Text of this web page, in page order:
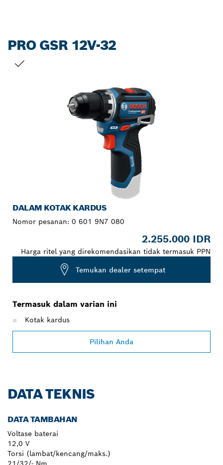
PRO GSR 12V-32
DALAM KOTAK KARDUS
Nomor pesanan: 0 601 9N7 080
2.255.000 IDR
Harga ritel yang direkomendasikan tidak termasuk PPN
Temukan dealer setempat
Termasuk dalam varian ini
Kotak kardus
Pilihan Anda
DATA TEKNIS
DATA TAMBAHAN
Voltase baterai
12,0 V
Torsi (lambat/kencang/maks.)